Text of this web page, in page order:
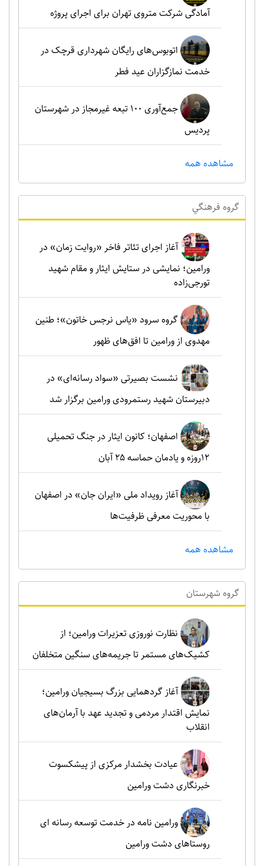
آمادگی شرکت متروی تهران برای اجرای پروژه
اتوبوس‌های رایگان شهرداری قرچک در
خدمت نمازگزاران عید فطر
جمع‌آوری ۱۰۰ تبعه غیرمجاز در شهرستان
پردیس
مشاهده همه
گروه فرهنگي
آغاز اجرای تئاتر فاخر «روایت زمان» در
ورامین؛ نمایشی در ستایش ایثار و مقام شهید
تورجی‌زاده
گروه سرود «یاس نرجس خاتون»؛ طنین
مهدوی از ورامین تا افق‌های ظهور
نشست بصیرتی «سواد رسانه‌ای» در
دبیرستان شهید رستمرودی ورامین برگزار شد
اصفهان؛ کانون ایثار در جنگ تحمیلی
۱۲روزه و یادمان حماسه ۲۵ آبان
آغاز رویداد ملی «ایران جان» در اصفهان
با محوریت معرفی ظرفیت‌ها
مشاهده همه
گروه شهرستان
نظارت نوروزی تعزیرات ورامین؛ از
کشیک‌های مستمر تا جریمه‌های سنگین متخلفان
آغاز گردهمایی بزرگ بسیجیان ورامین؛
نمایش اقتدار مردمی و تجدید عهد با آرمان‌های
انقلاب
عیادت بخشدار مرکزی از پیشکسوت
خبرنگاری دشت ورامین
ورامین نامه در خدمت توسعه رسانه ای
روستاهای دشت ورامین